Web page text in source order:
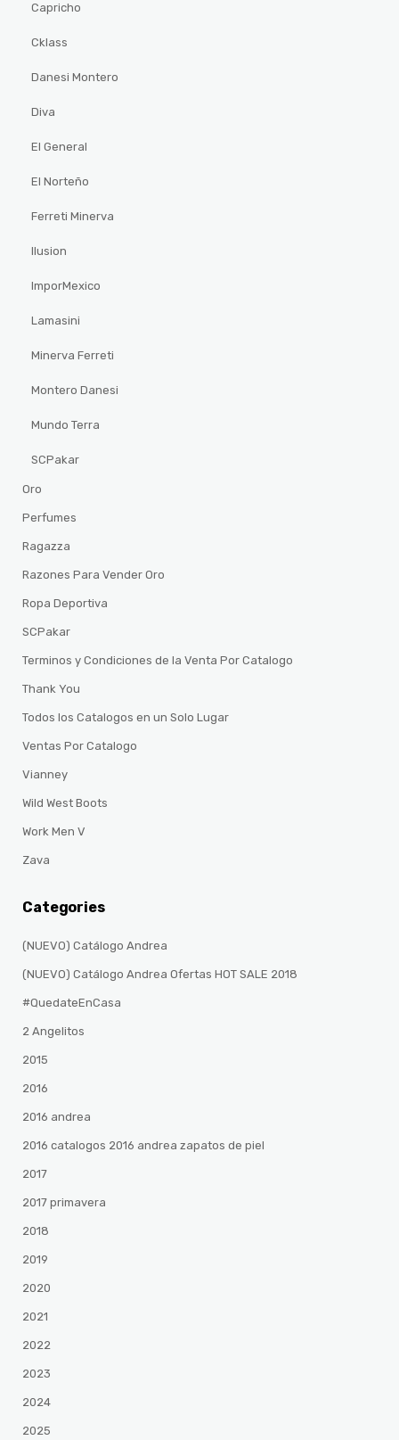
Capricho
Cklass
Danesi Montero
Diva
El General
El Norteño
Ferreti Minerva
Ilusion
ImporMexico
Lamasini
Minerva Ferreti
Montero Danesi
Mundo Terra
SCPakar
Oro
Perfumes
Ragazza
Razones Para Vender Oro
Ropa Deportiva
SCPakar
Terminos y Condiciones de la Venta Por Catalogo
Thank You
Todos los Catalogos en un Solo Lugar
Ventas Por Catalogo
Vianney
Wild West Boots
Work Men V
Zava
Categories
(NUEVO) Catálogo Andrea
(NUEVO) Catálogo Andrea Ofertas HOT SALE 2018
#QuedateEnCasa
2 Angelitos
2015
2016
2016 andrea
2016 catalogos 2016 andrea zapatos de piel
2017
2017 primavera
2018
2019
2020
2021
2022
2023
2024
2025